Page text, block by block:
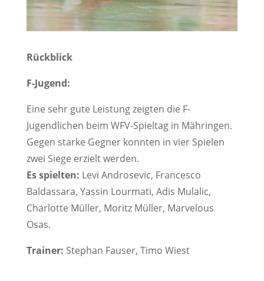
Rückblick
F-Jugend:
Eine sehr gute Leistung zeigten die F-
Jugendlichen beim WFV-Spieltag in Mähringen.
Gegen starke Gegner konnten in vier Spielen
zwei Siege erzielt werden.
Es spielten: Levi Androsevic, Francesco
Baldassara, Yassin Lourmati, Adis Mulalic,
Charlotte Müller, Moritz Müller, Marvelous
Osas.
Trainer: Stephan Fauser, Timo Wiest